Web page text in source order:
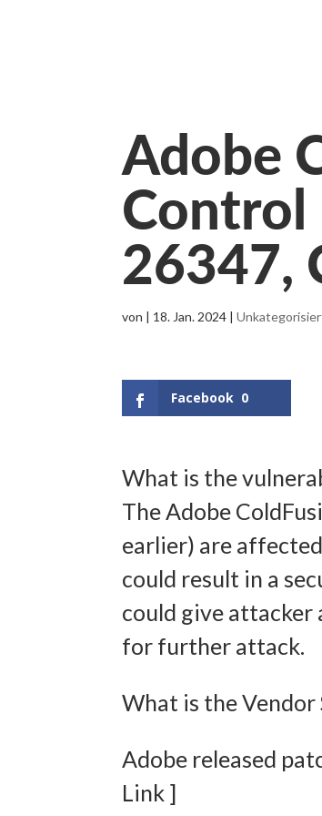
Adobe
Control
26347,
von | 18. Jan. 2024 |
Facebook 0
What is the
The Adobe
earlier) are
could result in a
could give attacker
for further attack.
What is the Vendor
Adobe released
Link ]